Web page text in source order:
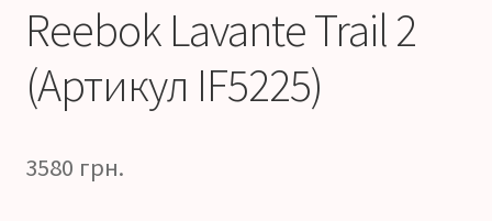
Reebok Lavante Trail 2
(Артикул IF5225)
3580 грн.